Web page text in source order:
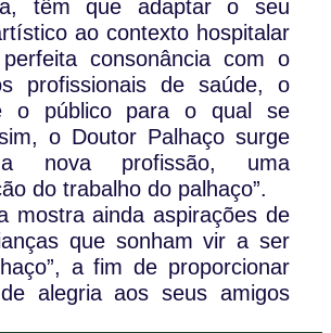
têm que adaptar o seu
ao contexto hospitalar
consonância com o
profissionais de saúde, o
o público para o qual se
o Doutor Palhaço surge
nova profissão, uma
do trabalho do palhaço”.
mostra ainda aspirações de
que sonham vir a ser
a fim de proporcionar
alegria aos seus amigos